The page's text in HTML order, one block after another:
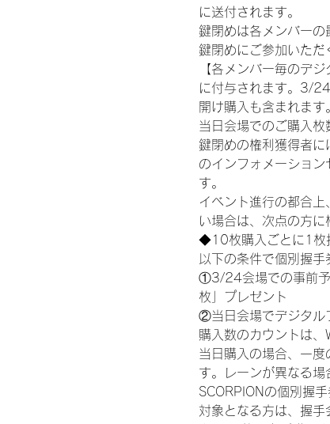
に送付されます。
鍵閉めは各メンバーの
鍵閉めにご参加いただ
【各メンバー毎のデ
に付与されます。3/
開け購入も含まれます
当日会場でのご購入枚
鍵閉めの権利獲得者
のインフォメーショ
す。
イベント進行の都合
い場合は、次点の方に
◆10枚購入ごとに1枚
以下の条件で個別握手
①3/24会場での事前予
枚」プレゼント
②当日会場でデジタル
購入数のカウントは
当日購入の場合、一
す。レーンが異なる
SCORPIONの個別握
対象となる方は、握